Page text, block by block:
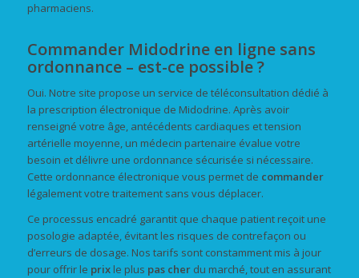
pharmaciens.
Commander Midodrine en ligne sans
ordonnance – est-ce possible ?
Oui. Notre site propose un service de téléconsultation dédié à
la prescription électronique de Midodrine. Après avoir
renseigné votre âge, antécédents cardiaques et tension
artérielle moyenne, un médecin partenaire évalue votre
besoin et délivre une ordonnance sécurisée si nécessaire.
Cette ordonnance électronique vous permet de commander
légalement votre traitement sans vous déplacer.
Ce processus encadré garantit que chaque patient reçoit une
posologie adaptée, évitant les risques de contrefaçon ou
d’erreurs de dosage. Nos tarifs sont constamment mis à jour
pour offrir le prixle plus pas cherdu marché, tout en assurant